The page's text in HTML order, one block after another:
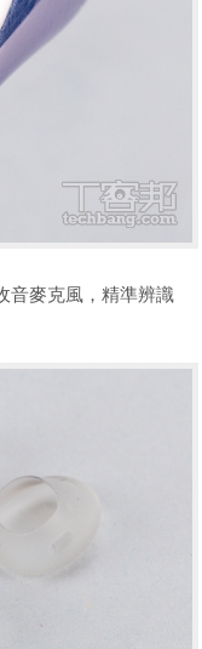
音麥克風，精準辨識